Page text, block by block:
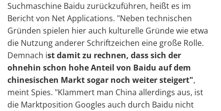
Suchmaschine Baidu zurückzuführen, heißt es im
Bericht von Net Applications. "Neben technischen
Gründen spielen hier auch kulturelle Gründe wie etwa
die Nutzung anderer Schriftzeichen eine große Rolle.
Demnach ist damit zu rechnen, dass sich der
ohnehin schon hohe Anteil von Baidu auf dem
chinesischen Markt sogar noch weiter steigert",
meint Spies. "Klammert man China allerdings aus, ist
die Marktposition Googles auch durch Baidu nicht